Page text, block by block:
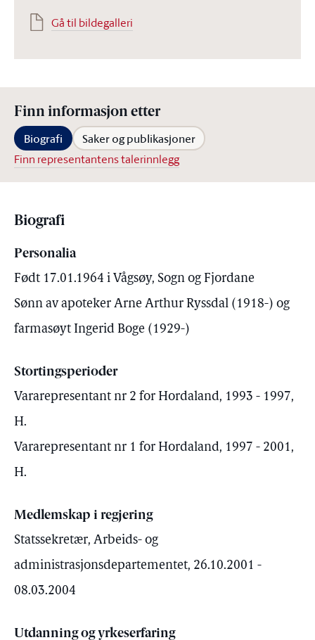
Gå til bildegalleri
Finn informasjon etter
Biografi Saker og publikasjoner
Finn representantens talerinnlegg
Biografi
Personalia
Født 17.01.1964 i Vågsøy, Sogn og Fjordane
Sønn av apoteker Arne Arthur Ryssdal (1918-) og
farmasøyt Ingerid Boge (1929-)
Stortingsperioder
Vararepresentant nr 2 for Hordaland, 1993 - 1997,
H.
Vararepresentant nr 1 for Hordaland, 1997 - 2001,
H.
Medlemskap i regjering
Statssekretær, Arbeids- og
administrasjonsdepartementet, 26.10.2001 -
08.03.2004
Utdanning og yrkeserfaring